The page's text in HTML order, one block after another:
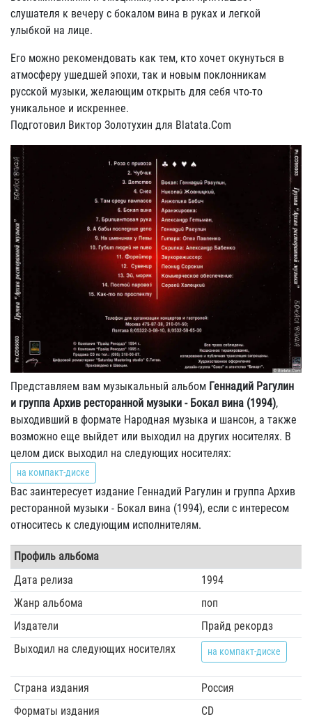
слушателя к вечеру с бокалом вина в руках и легкой
улыбкой на лице.
Его можно рекомендовать как тем, кто хочет окунуться в
атмосферу ушедшей эпохи, так и новым поклонникам
русской музыки, желающим открыть для себя что-то
уникальное и искреннее.
Подготовил Виктор Золотухин для Blatata.Com
Представляем вам музыкальный альбом Геннадий Рагулин
и группа Архив ресторанной музыки - Бокал вина (1994),
выходивший в формате Народная музыка и шансон, а также
возможно еще выйдет или выходил на других носителях. В
целом диск выходил на следующих носителях:
на компакт-диске
Вас заинтересует издание Геннадий Рагулин и группа Архив
ресторанной музыки - Бокал вина (1994), если с интересом
относитесь к следующим исполнителям.
Профиль альбома
Дата релиза
1994
Жанр альбома
поп
Издатели
Прайд рекордз
Выходил на следующих носителях
на компакт-диске
Страна издания
Россия
Форматы издания
CD